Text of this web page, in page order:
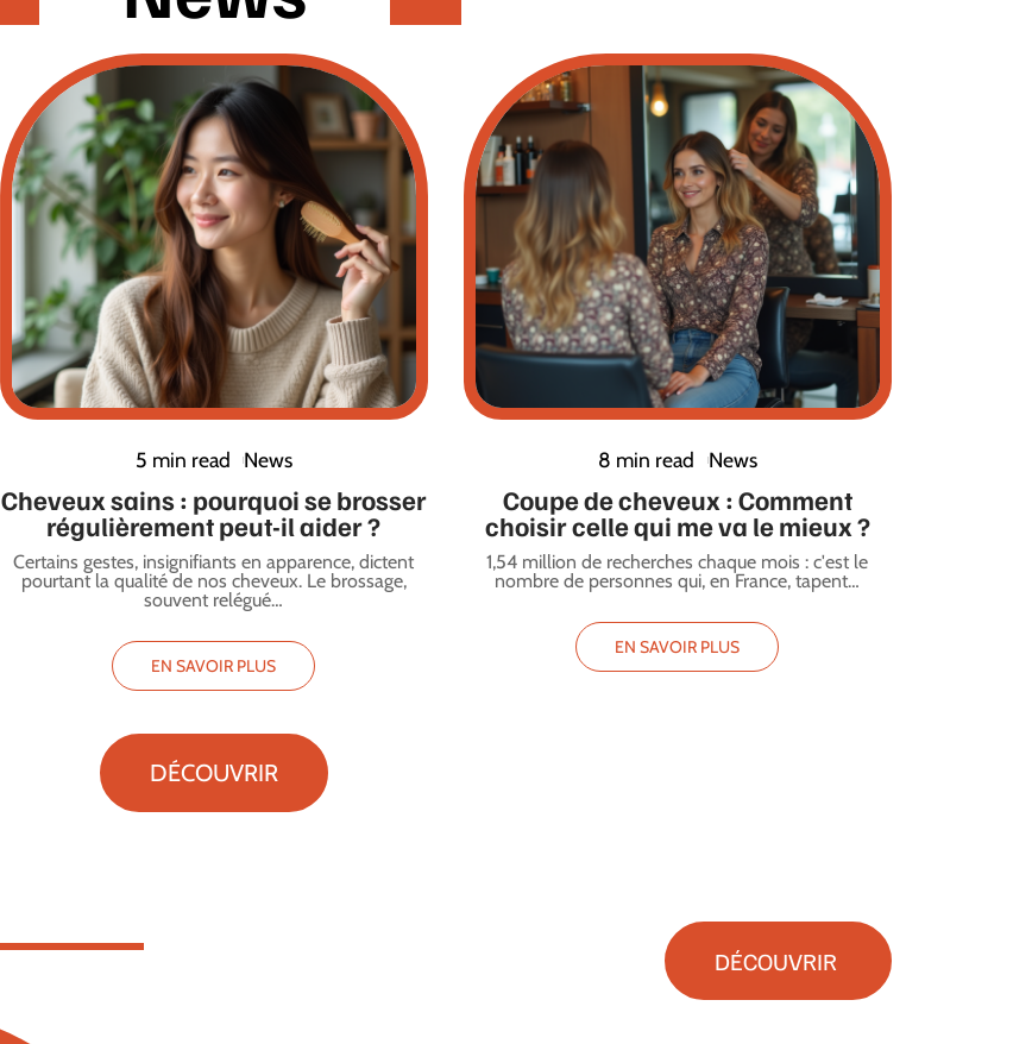
5 min read News
Cheveux sains : pourquoi se brosser
régulièrement peut-il aider ?
Certains gestes, insignifiants en apparence, dictent
pourtant la qualité de nos cheveux. Le brossage,
souvent relégué…
EN SAVOIR PLUS
8 min read News
Coupe de cheveux : Comment
choisir celle qui me va le mieux ?
1,54 million de recherches chaque mois : c'est le
nombre de personnes qui, en France, tapent…
EN SAVOIR PLUS
DÉCOUVRIR
DÉCOUVRIR